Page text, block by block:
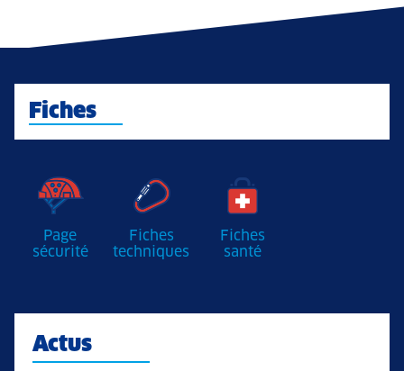
Fiches
Page
sécurité
Fiches
techniques
Fiches
santé
Actus